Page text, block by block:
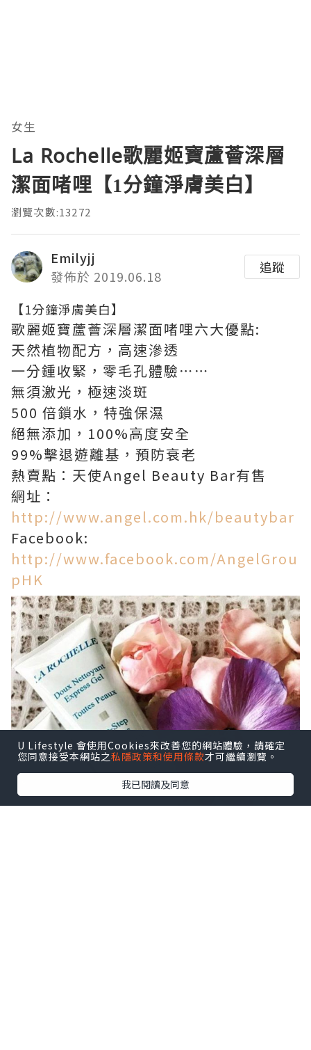
女生
La Rochelle歌麗姬寶蘆薈深層
潔面啫哩【1分鐘淨膚美白】
瀏覽次數:13272
Emilyjj
發佈於 2019.06.18
追蹤
【1分鐘淨膚美白】
歌麗姬寶蘆薈深層潔面啫哩六大優點:
天然植物配方，高速滲透
一分鍾收緊，零毛孔體驗⋯⋯
無須激光，極速淡斑
500 倍鎖水，特強保濕
絕無添加，100%高度安全
99%擊退遊離基，預防衰老
熱賣點：天使Angel Beauty Bar有售
網址：
http://www.angel.com.hk/beautybar
Facebook:
http://www.facebook.com/AngelGrou
pHK
U Lifestyle 會使用Cookies來改善您的網站體驗，請確定
您同意接受本網站之私隱政策和使用條款才可繼續瀏覽。
我已閱讀及同意